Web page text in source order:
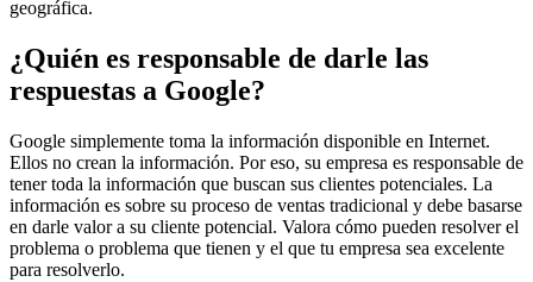
geográfica.
¿Quién es responsable de darle las
respuestas a Google?
Google simplemente toma la información disponible en Internet.
Ellos no crean la información. Por eso, su empresa es responsable de
tener toda la información que buscan sus clientes potenciales. La
información es sobre su proceso de ventas tradicional y debe basarse
en darle valor a su cliente potencial. Valora cómo pueden resolver el
problema o problema que tienen y el que tu empresa sea excelente
para resolverlo.